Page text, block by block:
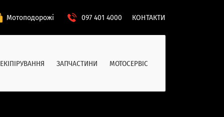
Мотоподорожі 097 401 4000 КОНТАКТИ
ЕКІПІРУВАННЯ ЗАПЧАСТИНИ МОТОСЕРВІС